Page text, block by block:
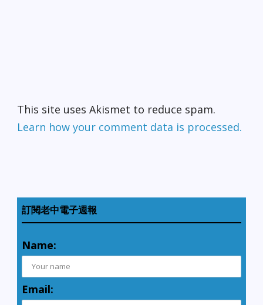
This site uses Akismet to reduce spam.
Learn how your comment data is processed.
訂閱老中電子週報
Name:
Email: